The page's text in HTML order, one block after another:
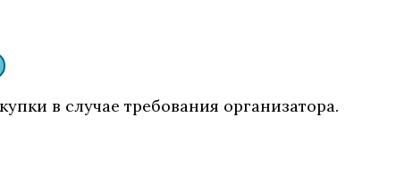
в случае требования организатора.